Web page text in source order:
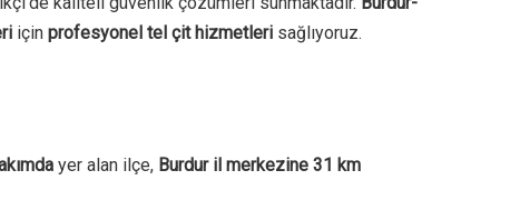
için profesyonel tel çit hizmetleri sağlıyoruz.
yer alan ilçe, Burdur il merkezine 31 km